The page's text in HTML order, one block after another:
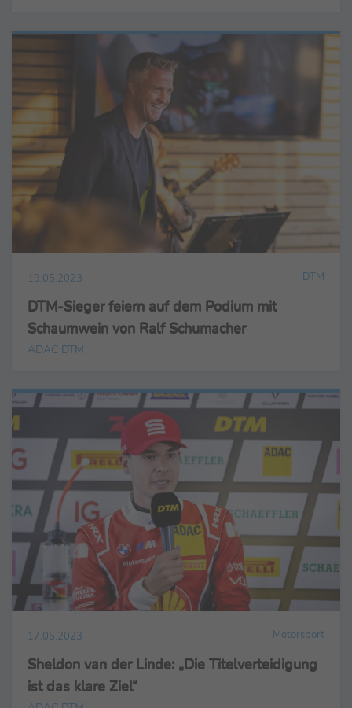
19.05.2023 DTM
DTM-Sieger feiern auf dem Podium mit
Schaumwein von Ralf Schumacher
ADAC DTM
17.05.2023 Motorsport
Sheldon van der Linde: „Die Titelverteidigung
ist das klare Ziel“